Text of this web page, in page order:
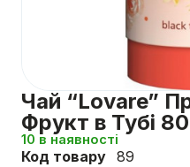
Чай “Lovare”
Фрукт в Тубі
10 в наявності
Код товару 89